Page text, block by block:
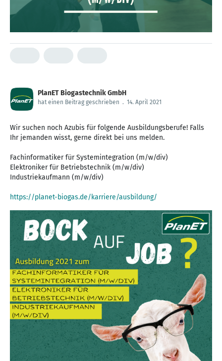
PlanET Biogastechnik GmbH
hat einen Beitrag geschrieben . 14. April 2021
Wir suchen noch Azubis für folgende Ausbildungsberufe! Falls
Ihr jemanden wisst, gerne direkt bei uns melden.
Fachinformatiker für Systemintegration (m/w/div)
Elektroniker für Betriebstechnik (m/w/div)
Industriekaufmann (m/w/div)
https://planet-biogas.de/karriere/ausbildung/